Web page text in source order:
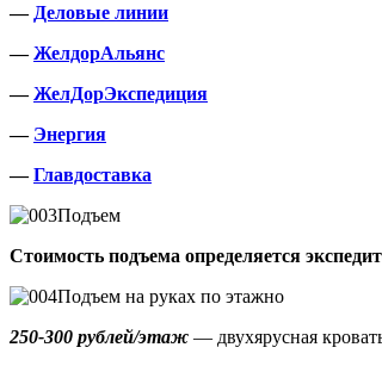
— Деловые линии
—ЖелдорАльянс
—ЖелДорЭкспедиция
— Энергия
—Главдоставка
Подъем
Стоимость подъема определяется
Подъем на руках по этажно
250-300 рублей/этаж — двухярусная